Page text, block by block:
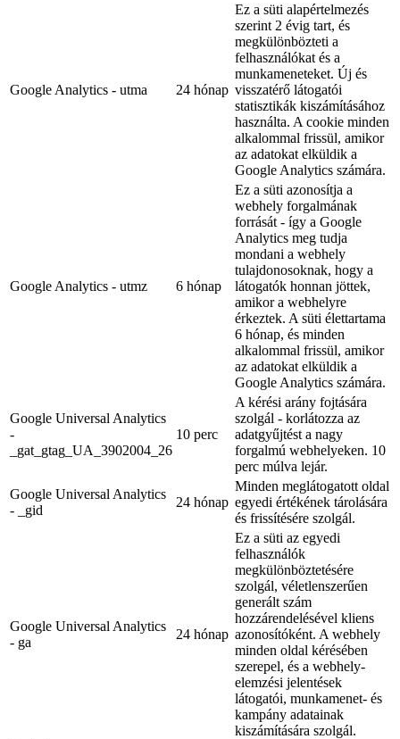
Google Analytics - utma 24 hónap
Ez a süti alapértelmezés
szerint 2 évig tart, és
megkülönbözteti a
felhasználókat és a
munkameneteket. Új és
visszatérő látogatói
statisztikák kiszámításához
használta. A cookie minden
alkalommal frissül, amikor
az adatokat elküldik a
Google Analytics számára.
Google Analytics - utmz 6 hónap
Ez a süti azonosítja a
webhely forgalmának
forrását - így a Google
Analytics meg tudja
mondani a webhely
tulajdonosoknak, hogy a
látogatók honnan jöttek,
amikor a webhelyre
érkeztek. A süti élettartama
6 hónap, és minden
alkalommal frissül, amikor
az adatokat elküldik a
Google Analytics számára.
Google Universal Analytics
-
_gat_gtag_UA_3902004_26
10 perc
A kérési arány fojtására
szolgál - korlátozza az
adatgyűjtést a nagy
forgalmú webhelyeken. 10
perc múlva lejár.
Google Universal Analytics
- _gid
24 hónap
Minden meglátogatott oldal
egyedi értékének tárolására
és frissítésére szolgál.
Google Universal Analytics
- ga
24 hónap
Ez a süti az egyedi
felhasználók
megkülönböztetésére
szolgál, véletlenszerűen
generált szám
hozzárendelésével kliens
azonosítóként. A webhely
minden oldal kérésében
szerepel, és a webhely-
elemzési jelentések
látogatói, munkamenet- és
kampány adatainak
kiszámítására szolgál.